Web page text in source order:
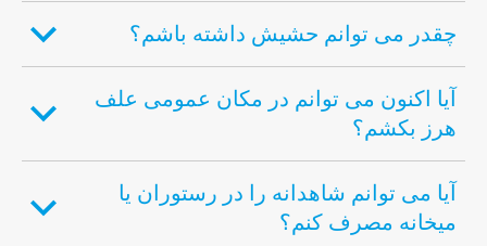
چقدر می توانم حشیش داشته باشم؟
آیا اکنون می توانم در مکان عمومی علف
هرز بکشم؟
آیا می توانم شاهدانه را در رستوران یا
میخانه مصرف کنم؟